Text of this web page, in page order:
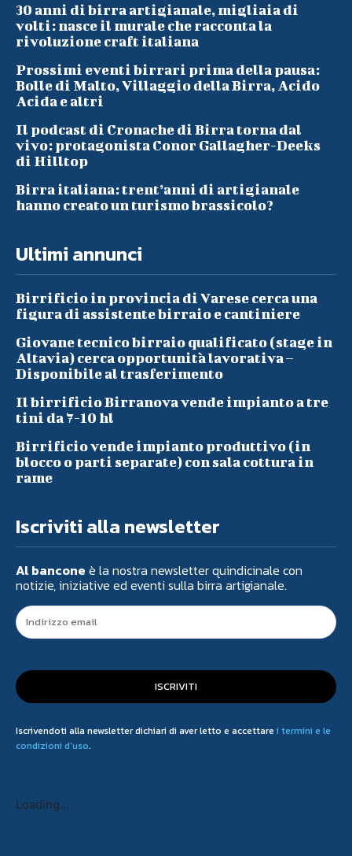
30 anni di birra artigianale, migliaia di
volti: nasce il murale che racconta la
rivoluzione craft italiana
Prossimi eventi birrari prima della pausa:
Bolle di Malto, Villaggio della Birra, Acido
Acida e altri
Il podcast di Cronache di Birra torna dal
vivo: protagonista Conor Gallagher-Deeks
di Hilltop
Birra italiana: trent’anni di artigianale
hanno creato un turismo brassicolo?
Ultimi annunci
Birrificio in provincia di Varese cerca una
figura di assistente birraio e cantiniere
Giovane tecnico birraio qualificato (stage in
Altavia) cerca opportunità lavorativa –
Disponibile al trasferimento
Il birrificio Birranova vende impianto a tre
tini da 7-10 hl
Birrificio vende impianto produttivo (in
blocco o parti separate) con sala cottura in
rame
Iscriviti alla newsletter
Al bancone è la nostra newsletter quindicinale con
notizie, iniziative ed eventi sulla birra artigianale.
ISCRIVITI
Iscrivendoti alla newsletter dichiari di aver letto e accettare i termini e le
condizioni d'uso.
Loading...